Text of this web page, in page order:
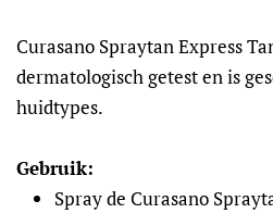
Curasano Spraytan Express
dermatologisch getest en is
huidtypes.
Gebruik:
Spray de Curasano